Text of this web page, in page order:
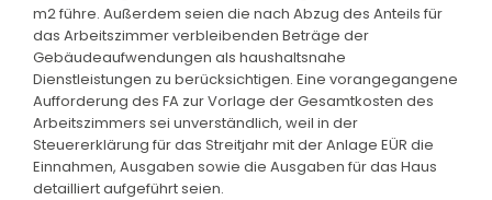
m2 führe. Außerdem seien die nach Abzug des Anteils für
das Arbeitszimmer verbleibenden Beträge der
Gebäudeaufwendungen als haushaltsnahe
Dienstleistungen zu berücksichtigen. Eine vorangegangene
Aufforderung des FA zur Vorlage der Gesamtkosten des
Arbeitszimmers sei unverständlich, weil in der
Steuererklärung für das Streitjahr mit der Anlage EÜR die
Einnahmen, Ausgaben sowie die Ausgaben für das Haus
detailliert aufgeführt seien.